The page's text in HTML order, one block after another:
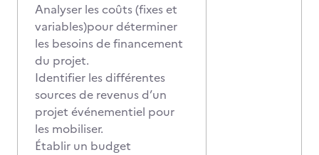
Analyser les coûts (fixes et
variables)pour déterminer
les besoins de financement
du projet.
Identifier les différentes
sources de revenus d’un
projet événementiel pour
les mobiliser.
Établir un budget